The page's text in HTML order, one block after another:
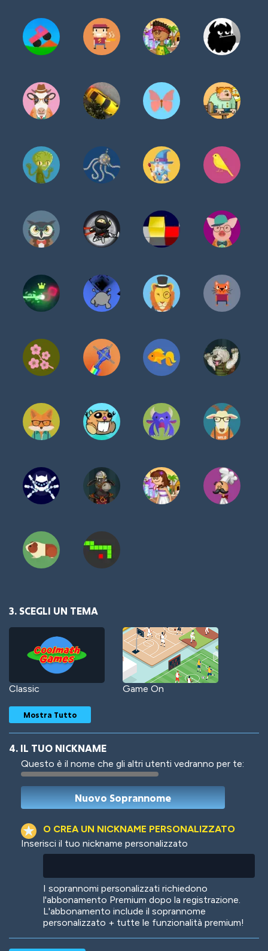
3. SCEGLI UN TEMA
Classic Game On
Woof Jungle Cats
Mostra Tutto
4. IL TUO NICKNAME
Questo è il nome che gli altri utenti vedranno per te:
O CREA UN NICKNAME PERSONALIZZATO
Inserisci il tuo nickname personalizzato
I soprannomi personalizzati richiedono
l'abbonamento Premium dopo la registrazione.
L'abbonamento include il soprannome
personalizzato + tutte le funzionalità premium!